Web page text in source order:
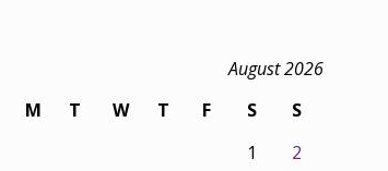
August 2026
M
T W T F S
S
1
2